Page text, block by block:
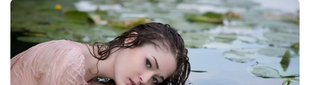
Copyright © 2026Dagens Beste. Drevet av WordPressogBam.